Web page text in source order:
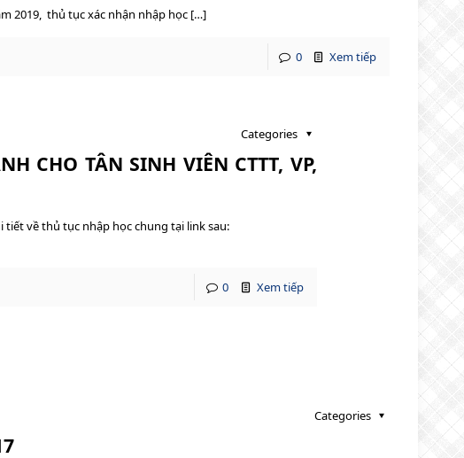
2019, thủ tục xác nhận nhập học […]
0 Xem tiếp
Categories
CHO TÂN SINH VIÊN CTTT, VP,
tiết về thủ tục nhập học chung tại link sau:
0 Xem tiếp
Categories